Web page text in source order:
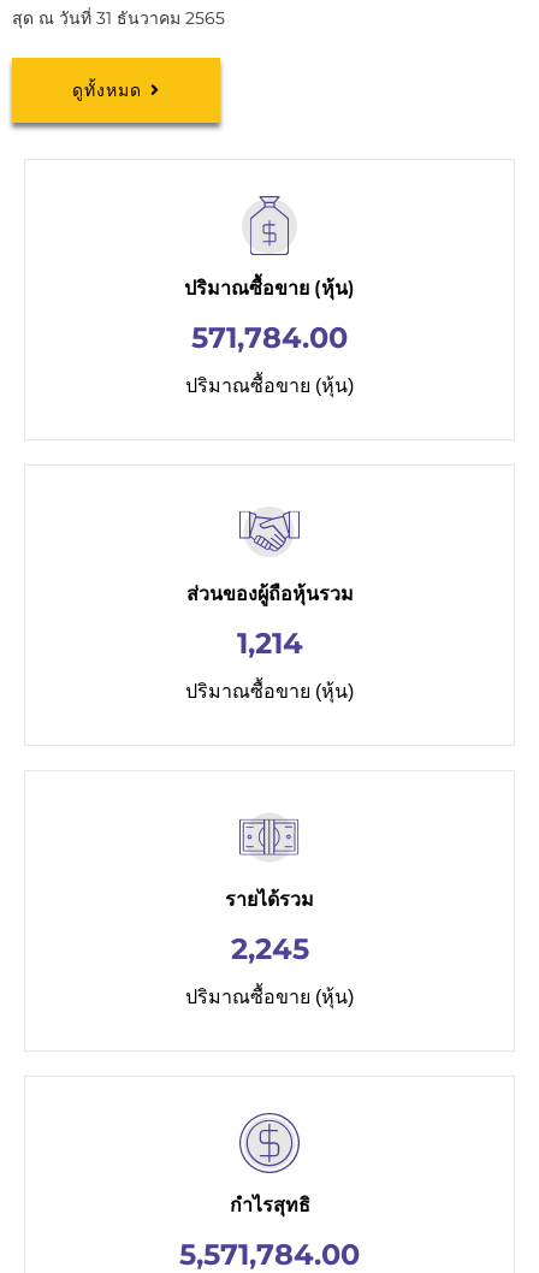
สุด ณ วันที่ 31 ธันวาคม 2565
ดูทั้งหมด
ปริมาณซื้อขาย (หุ้น)
571,784.00
ปริมาณซื้อขาย (หุ้น)
ส่วนของผู้ถือหุ้นรวม
1,214
ปริมาณซื้อขาย (หุ้น)
รายได้รวม
2,245
ปริมาณซื้อขาย (หุ้น)
กำไรสุทธิ
5,571,784.00